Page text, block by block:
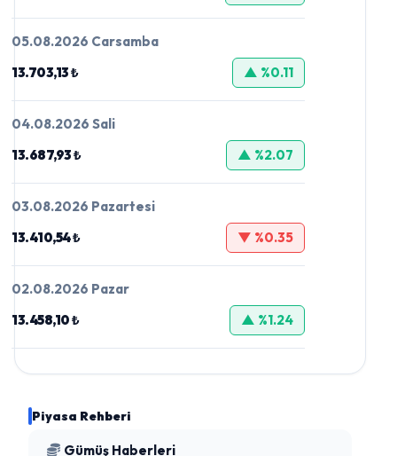
05.08.2026 Carsamba
13.703,13 ₺
▲ %0.11
04.08.2026 Sali
13.687,93 ₺
▲ %2.07
03.08.2026 Pazartesi
13.410,54 ₺
▼ %0.35
02.08.2026 Pazar
13.458,10 ₺
▲ %1.24
Piyasa Rehberi
Gümüş Haberleri